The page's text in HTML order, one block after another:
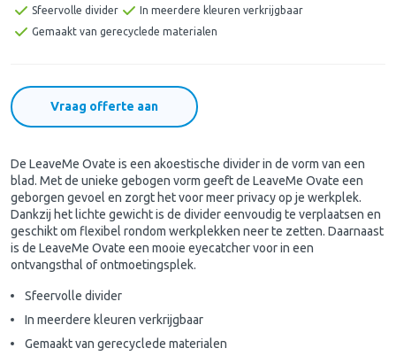
Sfeervolle divider
In meerdere kleuren verkrijgbaar
Gemaakt van gerecyclede materialen
Vraag offerte aan
De LeaveMe Ovate is een akoestische divider in de vorm van een
blad. Met de unieke gebogen vorm geeft de LeaveMe Ovate een
geborgen gevoel en zorgt het voor meer privacy op je werkplek.
Dankzij het lichte gewicht is de divider eenvoudig te verplaatsen en
geschikt om flexibel rondom werkplekken neer te zetten. Daarnaast
is de LeaveMe Ovate een mooie eyecatcher voor in een
ontvangsthal of ontmoetingsplek.
Sfeervolle divider
In meerdere kleuren verkrijgbaar
Gemaakt van gerecyclede materialen